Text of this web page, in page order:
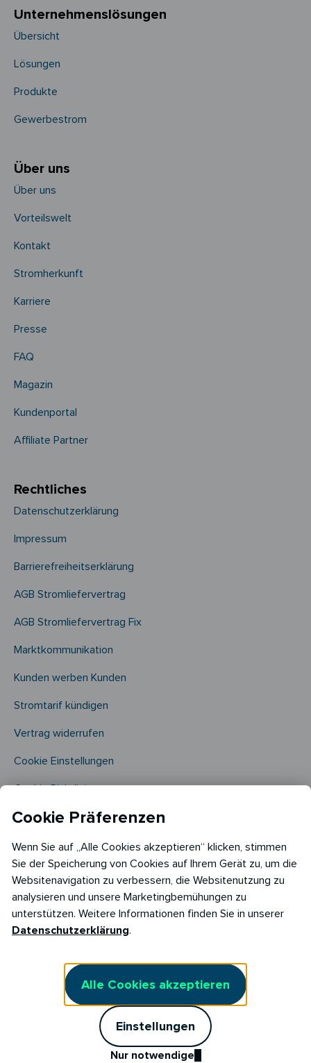
Unternehmens­­lösungen
Übersicht
Lösungen
Produkte
Gewerbestrom
Über uns
Über uns
Vorteilswelt
Kontakt
Stromherkunft
Karriere
Presse
FAQ
Magazin
Kundenportal
Affiliate Partner
Rechtliches
Datenschutzerklärung
Impressum
Barrierefreiheitserklärung
AGB Stromliefervertrag
AGB Stromliefervertrag Fix
Marktkommunikation
Kunden werben Kunden
Stromtarif kündigen
Vertrag widerrufen
Cookie Einstellungen
Cookie Richtlinie​
Copyright © 2026
RABOT Energy DE GmbH
Hopfenmarkt 33,
Cookie Präferenzen
Wenn Sie auf „Alle Cookies akzeptieren“ klicken, stimmen
Sie der Speicherung von Cookies auf Ihrem Gerät zu, um die
Websitenavigation zu verbessern, die Websitenutzung zu
analysieren und unsere Marketingbemühungen zu
unterstützen. Weitere Informationen finden Sie in unserer
Datenschutzerklärung.
Alle Cookies akzeptieren
Einstellungen
Nur notwendige